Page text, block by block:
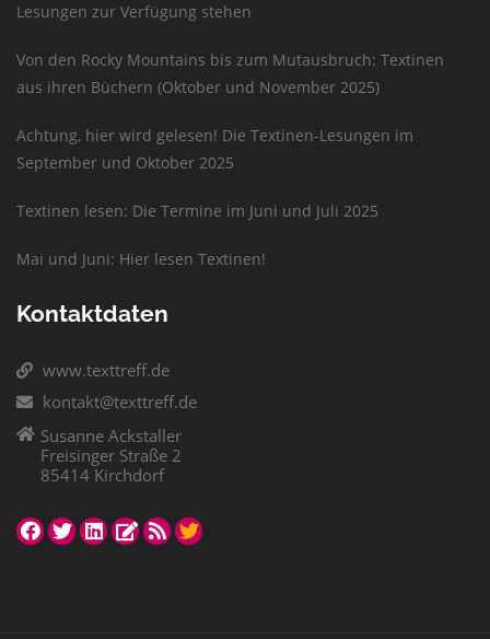
Lesungen zur Verfügung stehen
Von den Rocky Mountains bis zum Mutausbruch: Textinen
aus ihren Büchern (Oktober und November 2025)
Achtung, hier wird gelesen! Die Textinen-Lesungen im
September und Oktober 2025
Textinen lesen: Die Termine im Juni und Juli 2025
Mai und Juni: Hier lesen Textinen!
Kontaktdaten
www.texttreff.de
kontakt@texttreff.de
Susanne Ackstaller
Freisinger Straße 2
85414 Kirchdorf